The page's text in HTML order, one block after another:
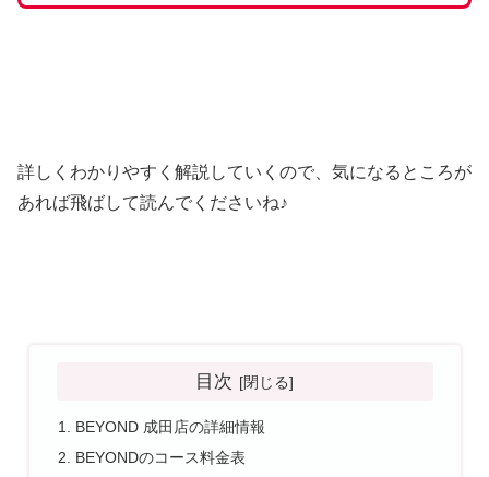
詳しくわかりやすく解説していくので、気になるところが
あれば飛ばして読んでくださいね♪
目次
BEYOND 成田店の詳細情報
BEYONDのコース料金表